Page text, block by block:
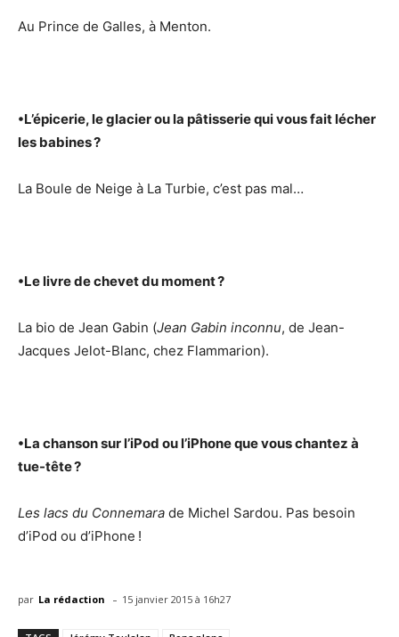
Au Prince de Galles, à Menton.
•L’épicerie, le glacier ou la pâtisserie qui vous fait lécher
les babines ?
La Boule de Neige à La Turbie, c’est pas mal…
•Le livre de chevet du moment ?
La bio de Jean Gabin (Jean Gabin inconnu, de Jean-
Jacques Jelot-Blanc, chez Flammarion).
•La chanson sur l’iPod ou l’iPhone que vous chantez à
tue-tête ?
Les lacs du Connemara de Michel Sardou. Pas besoin
d’iPod ou d’iPhone !
par La rédaction - 15 janvier 2015 à 16h27